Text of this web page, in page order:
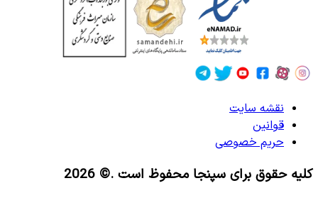
نقشه سایت
قوانین
حریم خصوصی
کلیه حقوق برای سپنجا محفوظ است .© 2026